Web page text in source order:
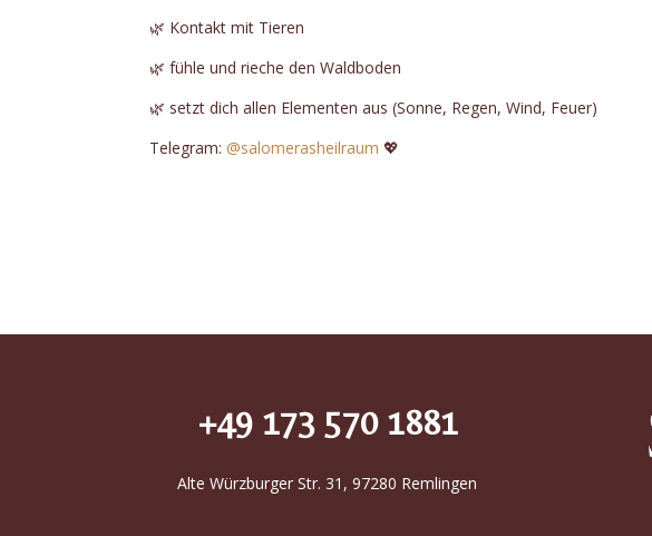
🌿 Kontakt mit Tieren
🌿 fühle und rieche den Waldboden
🌿 setzt dich allen Elementen aus (Sonne, Regen, Wind, Feuer)
Telegram:@salomerasheilraum 💖
+49 173 570 1881
Alte Würzburger Str. 31, 97280 Remlingen